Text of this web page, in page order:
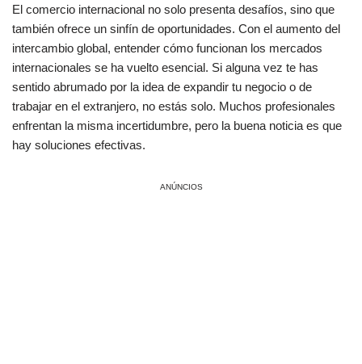
El comercio internacional no solo presenta desafíos, sino que
también ofrece un sinfín de oportunidades. Con el aumento del
intercambio global, entender cómo funcionan los mercados
internacionales se ha vuelto esencial. Si alguna vez te has
sentido abrumado por la idea de expandir tu negocio o de
trabajar en el extranjero, no estás solo. Muchos profesionales
enfrentan la misma incertidumbre, pero la buena noticia es que
hay soluciones efectivas.
ANÚNCIOS